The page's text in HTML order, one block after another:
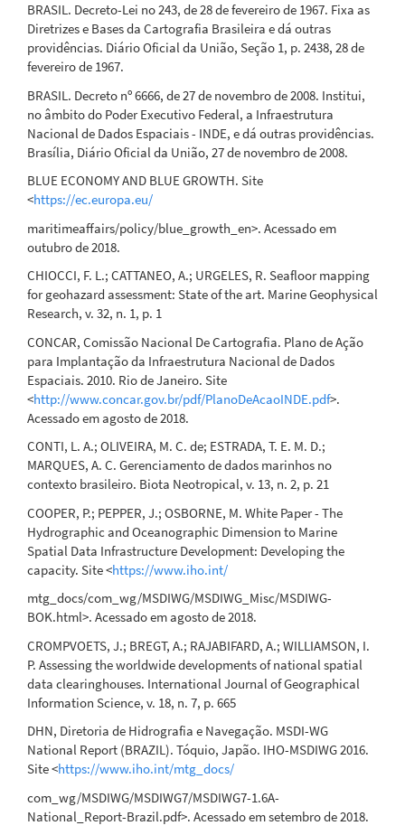
BRASIL. Decreto-Lei no 243, de 28 de fevereiro de 1967. Fixa as
Diretrizes e Bases da Cartografia Brasileira e dá outras
providências. Diário Oficial da União, Seção 1, p. 2438, 28 de
fevereiro de 1967.
BRASIL. Decreto nº 6666, de 27 de novembro de 2008. Institui,
no âmbito do Poder Executivo Federal, a Infraestrutura
Nacional de Dados Espaciais - INDE, e dá outras providências.
Brasília, Diário Oficial da União, 27 de novembro de 2008.
BLUE ECONOMY AND BLUE GROWTH. Site
<https://ec.europa.eu/
maritimeaffairs/policy/blue_growth_en>. Acessado em
outubro de 2018.
CHIOCCI, F. L.; CATTANEO, A.; URGELES, R. Seafloor mapping
for geohazard assessment: State of the art. Marine Geophysical
Research, v. 32, n. 1, p. 1
CONCAR, Comissão Nacional De Cartografia. Plano de Ação
para Implantação da Infraestrutura Nacional de Dados
Espaciais. 2010. Rio de Janeiro. Site
<http://www.concar.gov.br/pdf/PlanoDeAcaoINDE.pdf>.
Acessado em agosto de 2018.
CONTI, L. A.; OLIVEIRA, M. C. de; ESTRADA, T. E. M. D.;
MARQUES, A. C. Gerenciamento de dados marinhos no
contexto brasileiro. Biota Neotropical, v. 13, n. 2, p. 21
COOPER, P.; PEPPER, J.; OSBORNE, M. White Paper - The
Hydrographic and Oceanographic Dimension to Marine
Spatial Data Infrastructure Development: Developing the
capacity. Site <https://www.iho.int/
mtg_docs/com_wg/MSDIWG/MSDIWG_Misc/MSDIWG-
BOK.html>. Acessado em agosto de 2018.
CROMPVOETS, J.; BREGT, A.; RAJABIFARD, A.; WILLIAMSON, I.
P. Assessing the worldwide developments of national spatial
data clearinghouses. International Journal of Geographical
Information Science, v. 18, n. 7, p. 665
DHN, Diretoria de Hidrografia e Navegação. MSDI-WG
National Report (BRAZIL). Tóquio, Japão. IHO-MSDIWG 2016.
Site <https://www.iho.int/mtg_docs/
com_wg/MSDIWG/MSDIWG7/MSDIWG7-1.6A-
National_Report-Brazil.pdf>. Acessado em setembro de 2018.